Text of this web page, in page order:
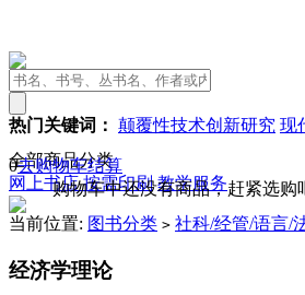
热门关键词： 颠覆性技术创新研究 现
0去购物车结算
购物车中还没有商品，赶紧选购
全部商品分类
网上书店按需印刷 教学服务
当前位置: 图书分类 > 社科/经管/语言/
经济学理论